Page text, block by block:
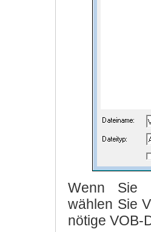
Wenn Sie
wählen Sie
nötige VOB-